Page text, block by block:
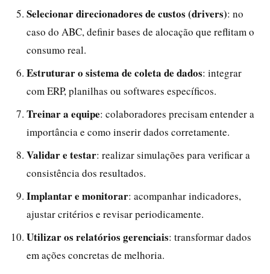
Selecionar direcionadores de custos (drivers): no
caso do ABC, definir bases de alocação que reflitam o
consumo real.
Estruturar o sistema de coleta de dados: integrar
com ERP, planilhas ou softwares específicos.
Treinar a equipe: colaboradores precisam entender a
importância e como inserir dados corretamente.
Validar e testar: realizar simulações para verificar a
consistência dos resultados.
Implantar e monitorar: acompanhar indicadores,
ajustar critérios e revisar periodicamente.
Utilizar os relatórios gerenciais: transformar dados
em ações concretas de melhoria.